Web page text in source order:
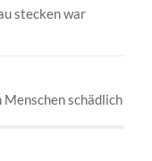
stecken war
schädlich